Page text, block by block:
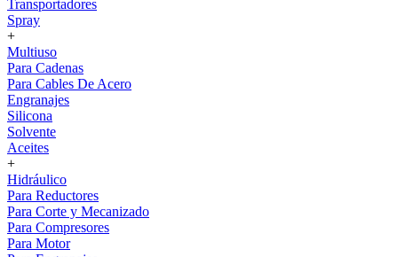
Transportadores
Spray
+
Multiuso
Para Cadenas
Para Cables De Acero
Engranajes
Silicona
Solvente
Aceites
+
Hidráulico
Para Reductores
Para Corte y Mecanizado
Para Compresores
Para Motor